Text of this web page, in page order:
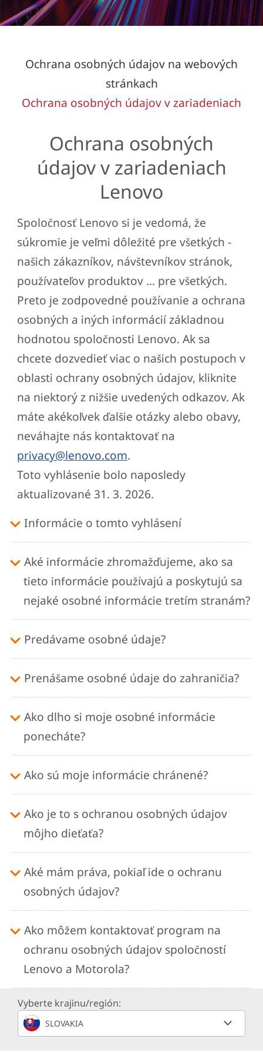
Ochrana osobných údajov na webových
stránkach
Ochrana osobných údajov v zariadeniach
Ochrana osobných
údajov v zariadeniach
Lenovo
Spoločnosť Lenovo si je vedomá, že
súkromie je veľmi dôležité pre všetkých -
našich zákazníkov, návštevníkov stránok,
používateľov produktov ... pre všetkých.
Preto je zodpovedné používanie a ochrana
osobných a iných informácií základnou
hodnotou spoločnosti Lenovo. Ak sa
chcete dozvedieť viac o našich postupoch v
oblasti ochrany osobných údajov, kliknite
na niektorý z nižšie uvedených odkazov. Ak
máte akékoľvek ďalšie otázky alebo obavy,
neváhajte nás kontaktovať na
privacy@lenovo.com.
Toto vyhlásenie bolo naposledy
aktualizované 31. 3. 2026.
Informácie o tomto vyhlásení
Aké informácie zhromažďujeme, ako sa
tieto informácie používajú a poskytujú sa
nejaké osobné informácie tretím stranám?
Predávame osobné údaje?
Prenášame osobné údaje do zahraničia?
Ako dlho si moje osobné informácie
ponecháte?
Ako sú moje informácie chránené?
Ako je to s ochranou osobných údajov
môjho dieťaťa?
Aké mám práva, pokiaľ ide o ochranu
osobných údajov?
Ako môžem kontaktovať program na
ochranu osobných údajov spoločností
Lenovo a Motorola?
Vyberte krajinu/región:
SLOVAKIA